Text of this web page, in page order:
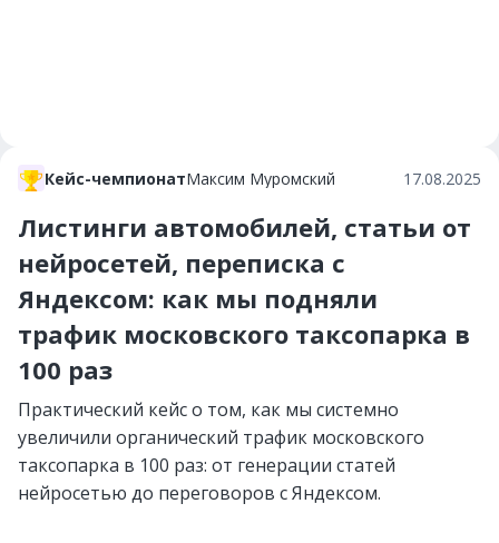
Кейс-чемпионатМаксим Муромский 17.08.2025
Листинги автомобилей, статьи от
нейросетей, переписка с
Яндексом: как мы подняли
трафик московского таксопарка в
100 раз
Практический кейс о том, как мы системно
увеличили органический трафик московского
таксопарка в 100 раз: от генерации статей
нейросетью до переговоров с Яндексом.